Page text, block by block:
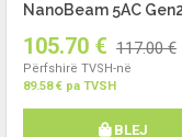
NanoBeam 5AC Gen2
105.70 € 117.00 €
Përfshirë TVSH-në
89.58 € pa TVSH
BLEJ